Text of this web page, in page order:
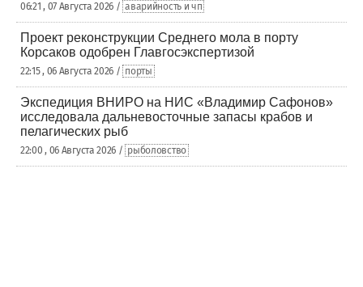
06:21 , 07 Августа 2026 / аварийность и чп
Проект реконструкции Среднего мола в порту
Корсаков одобрен Главгосэкспертизой
22:15 , 06 Августа 2026 / порты
Экспедиция ВНИРО на НИС «Владимир Сафонов»
исследовала дальневосточные запасы крабов и
пелагических рыб
22:00 , 06 Августа 2026 / рыболовство